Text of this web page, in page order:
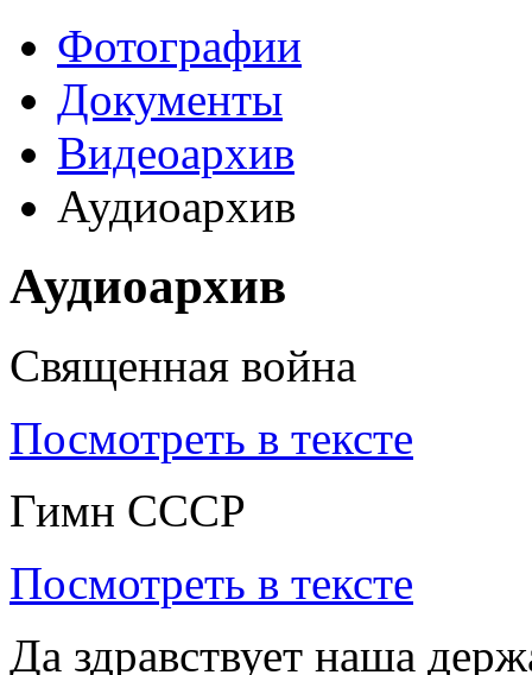
Фотографии
Документы
Видеоархив
Аудиоархив
Аудиоархив
Священная война
Посмотреть в тексте
Гимн СССР
Посмотреть в тексте
Да здравствует наша